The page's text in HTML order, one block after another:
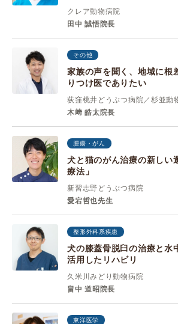
クレア動物病院
田中 誠悟院長
その他
家族の声を聞く、地域に根
りつけ医でありたい
荻窪桃井どうぶつ病院／杉並動
木﨑 皓太院長
腫瘍・がん
犬と猫のがん治療の新しい
療法」
新習志野どうぶつ病院
愛宕哲也先生
整形外科系疾患
犬の膝蓋骨脱臼の治療と水
活用したリハビリ
久米川みどり動物病院
畠中 道昭院長
東洋医学